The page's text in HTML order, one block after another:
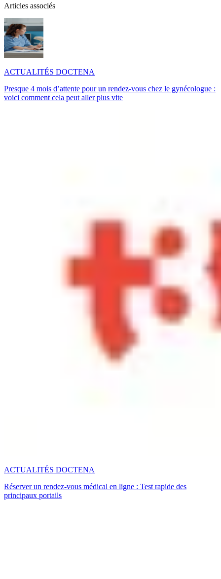
Articles associés
ACTUALITÉS DOCTENA
Presque 4 mois d’attente pour un rendez-vous chez le gynécologue :
voici comment cela peut aller plus vite
ACTUALITÉS DOCTENA
Réserver un rendez-vous médical en ligne : Test rapide des
principaux portails